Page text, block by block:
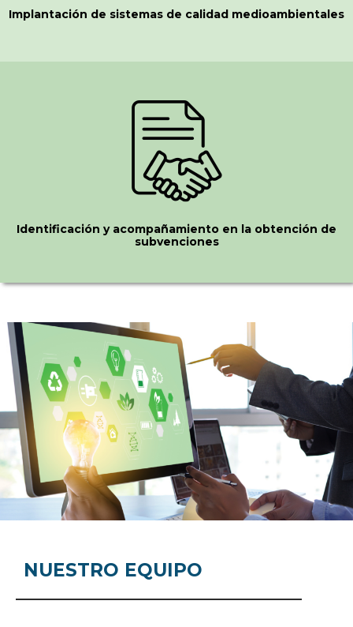
Implantación de sistemas de calidad medioambientales
Identificación y acompañamiento en la obtención de
subvenciones
NUESTRO EQUIPO